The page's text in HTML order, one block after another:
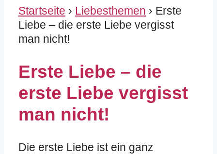
Startseite › Liebesthemen › Erste
Liebe – die erste Liebe vergisst
man nicht!
Erste Liebe – die
erste Liebe vergisst
man nicht!
Die erste Liebe ist ein ganz